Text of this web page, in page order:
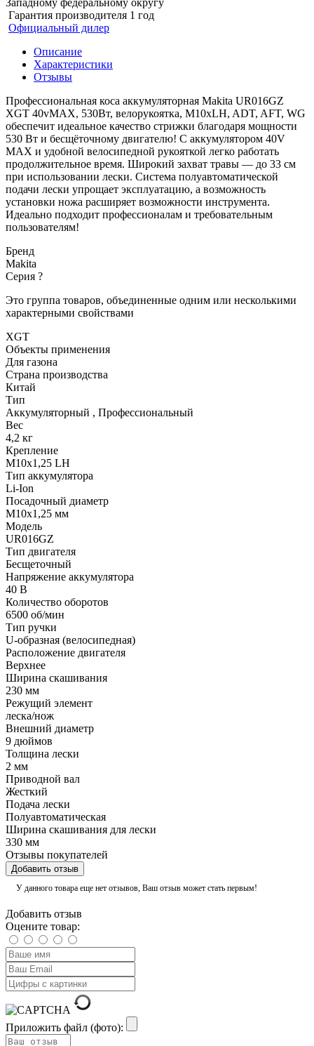
Западному федеральному округу
Гарантия производителя 1 год
Официальный дилер
Описание
Характеристики
Отзывы
Профессиональная коса аккумуляторная Makita UR016GZ
XGT 40vMAX, 530Вт, велорукоятка, М10xLH, ADT, AFT, WG
обеспечит идеальное качество стрижки благодаря мощности
530 Вт и бесщёточному двигателю! С аккумулятором 40V
MAX и удобной велосипедной рукояткой легко работать
продолжительное время. Широкий захват травы — до 33 см
при использовании лески. Система полуавтоматической
подачи лески упрощает эксплуатацию, а возможность
установки ножа расширяет возможности инструмента.
Идеально подходит профессионалам и требовательным
пользователям!
Бренд
Makita
Серия ?
Это группа товаров, объединенные одним или несколькими
характерными свойствами
XGT
Объекты применения
Для газона
Страна производства
Китай
Тип
Аккумуляторный , Профессиональный
Вес
4,2 кг
Крепление
М10х1,25 LH
Тип аккумулятора
Li-Ion
Посадочный диаметр
М10х1,25 мм
Модель
UR016GZ
Тип двигателя
Бесщеточный
Напряжение аккумулятора
40 В
Количество оборотов
6500 об/мин
Тип ручки
U-образная (велосипедная)
Расположение двигателя
Верхнее
Ширина скашивания
230 мм
Режущий элемент
леска/нож
Внешний диаметр
9 дюймов
Толщина лески
2 мм
Приводной вал
Жесткий
Подача лески
Полуавтоматическая
Ширина скашивания для лески
330 мм
Отзывы покупателей
Добавить отзыв
У данного товара еще нет отзывов, Ваш отзыв может стать первым!
Добавить отзыв
Оцените товар:
Приложить файл (фото):